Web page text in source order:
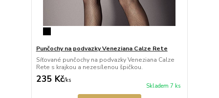
Punčochy na podvazky Veneziana Calze Rete
Síťované punčochy na podvazky Veneziana Calze
Rete s krajkou a nezesílenou špičkou.
235 Kč/ks
Skladem 7 ks